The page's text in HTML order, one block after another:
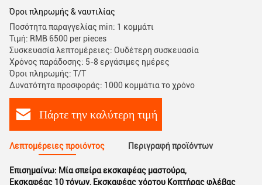
Όροι πληρωμής & ναυτιλίας
Ποσότητα παραγγελίας min: 1 κομμάτι
Τιμή: RMB 6500 per pieces
Συσκευασία λεπτομέρειες: Ουδέτερη συσκευασία
Χρόνος παράδοσης: 5-8 εργάσιμες ημέρες
Όροι πληρωμής: Τ/Τ
Δυνατότητα προσφοράς: 1000 κομμάτια το χρόνο
Πάρτε την καλύτερη τιμή
Λεπτομέρειες προιόντος Περιγραφή προϊόντων
Επισημαίνω: Μία σπείρα εκσκαφέας μαστούρα,
Εκσκαφέας 10 τόνων, Εκσκαφέας χόρτου Κοπτήρας φλέβας